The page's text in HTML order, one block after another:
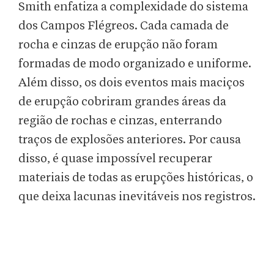
Smith enfatiza a complexidade do sistema
dos Campos Flégreos. Cada camada de
rocha e cinzas de erupção não foram
formadas de modo organizado e uniforme.
Além disso, os dois eventos mais maciços
de erupção cobriram grandes áreas da
região de rochas e cinzas, enterrando
traços de explosões anteriores. Por causa
disso, é quase impossível recuperar
materiais de todas as erupções históricas, o
que deixa lacunas inevitáveis nos registros.